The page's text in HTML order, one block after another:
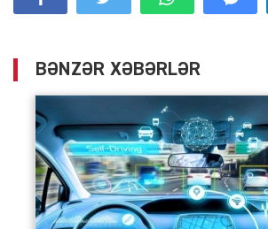
BƏNZƏR XƏBƏRLƏR